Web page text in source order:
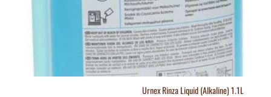
Urnex Rinza Liquid (Alkaline) 1.1L